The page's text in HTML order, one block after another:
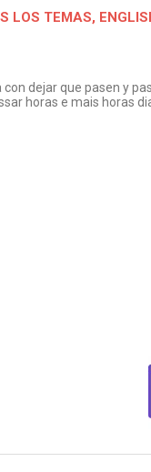
LOS TEMAS,
con dejar que pasen y
horas e mais horas